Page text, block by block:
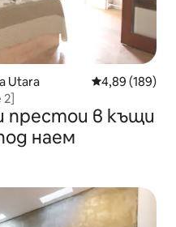
Utara Средна
4,89 (189)
2]
престои в къщи
наем